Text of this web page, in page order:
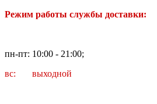
Режим работы службы доставки:
пн-пт: 10:00 - 21:00;
вс: выходной